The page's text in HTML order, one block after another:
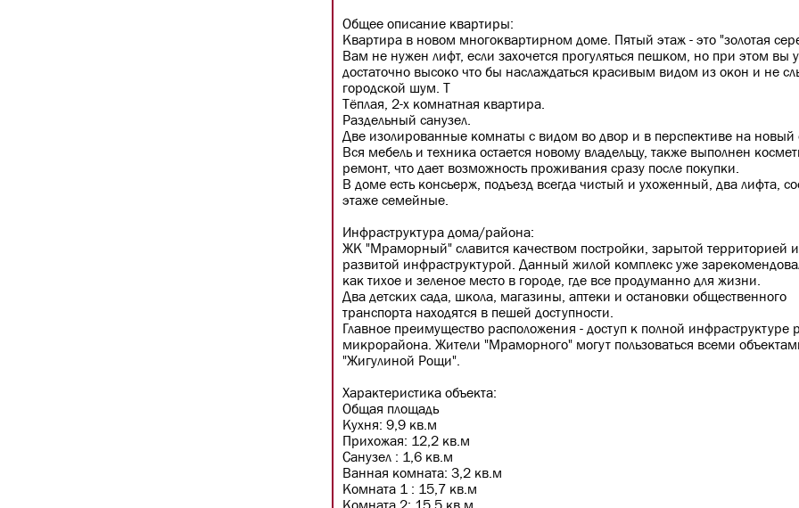
Общее описание квартиры:
Квартира в новом многоквартирном доме. Пятый этаж - это "золотая
Вам не нужен лифт, если захочется прогуляться пешком, но при этом вы
достаточно высоко что бы наслаждаться красивым видом из окон и не
городской шум. Т
Тёплая, 2-х комнатная квартира.
Раздельный санузел.
Две изолированные комнаты с видом во двор и в перспективе на новый
Вся мебель и техника остается новому владельцу, также выполнен
ремонт, что дает возможность проживания сразу после покупки.
В доме есть консьерж, подъезд всегда чистый и ухоженный, два лифта,
этаже семейные.
Инфраструктура дома/района:
ЖК "Мраморный" славится качеством постройки, зарытой территорией и
развитой инфраструктурой. Данный жилой комплекс уже
как тихое и зеленое место в городе, где все продуманно для жизни.
Два детских сада, школа, магазины, аптеки и остановки общественного
транспорта находятся в пешей доступности.
Главное преимущество расположения - доступ к полной инфраструктуре
микрорайона. Жители "Мраморного" могут пользоваться всеми
"Жигулиной Рощи".
Характеристика объекта:
Общая площадь
Кухня: 9,9 кв.м
Прихожая: 12,2 кв.м
Санузел : 1,6 кв.м
Ванная комната: 3,2 кв.м
Комната 1 : 15,7 кв.м
Комната 2: 15,5 кв.м